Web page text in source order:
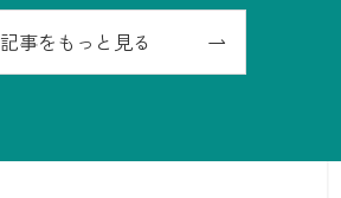
記事をもっと見る